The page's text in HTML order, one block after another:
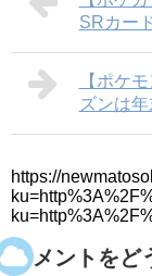
SRカー
【ポケ
ズンは
https://
コメントをど